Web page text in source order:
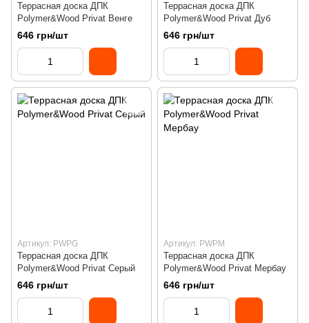
Террасная доска ДПК
Polymer&Wood Privat Венге
646 грн/шт
Террасная доска ДПК
Polymer&Wood Privat Дуб
646 грн/шт
Артикул: PWPG
Террасная доска ДПК
Polymer&Wood Privat Серый
646 грн/шт
Артикул: PWPM
Террасная доска ДПК
Polymer&Wood Privat Мербау
646 грн/шт